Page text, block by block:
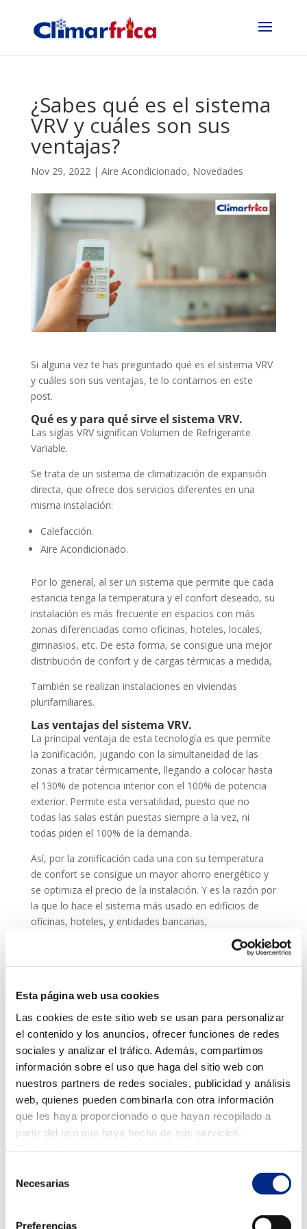
Esta página web usa cookies
Las cookies de este sitio web se usan para personalizar
el contenido y los anuncios, ofrecer funciones de redes
sociales y analizar el tráfico. Además, compartimos
información sobre el uso que haga del sitio web con
nuestros partners de redes sociales, publicidad y análisis
web, quienes pueden combinarla con otra información
que les haya proporcionado o que hayan recopilado a
partir del uso que haya hecho de sus servicios.
Necesarias
Preferencias
¿Sabes qué es el sistema
VRV y cuáles son sus
ventajas?
Nov 29, 2022| Aire Acondicionado, Novedades
Si alguna vez te has preguntado qué es el sistema VRV
y cuáles son sus ventajas, te lo contamos en este
post.
Qué es y para qué sirve el sistema VRV.
Las siglas VRV significan Volumen de Refrigerante
Variable.
Se trata de un sistema de climatización de expansión
directa, que ofrece dos servicios diferentes en una
misma instalación:
Calefacción.
Aire Acondicionado.
Por lo general, al ser un sistema que permite que cada
estancia tenga la temperatura y el confort deseado, su
instalación es más frecuente en espacios con más
zonas diferenciadas como oficinas, hoteles, locales,
gimnasios, etc. De esta forma, se consigue una mejor
distribución de confort y de cargas térmicas a medida,
También se realizan instalaciones en viviendas
plurifamiliares.
Las ventajas del sistema VRV.
La principal ventaja de esta tecnología es que permite
la zonificación, jugando con la simultaneidad de las
zonas a tratar térmicamente, llegando a colocar hasta
el 130% de potencia interior con el 100% de potencia
exterior. Permite esta versatilidad, puesto que no
todas las salas están puestas siempre a la vez, ni
todas piden el 100% de la demanda.
Así, por la zonificación cada una con su temperatura
de confort se consigue un mayor ahorro energético y
se optimiza el precio de la instalación. Y es la razón por
la que lo hace el sistema más usado en edificios de
oficinas, hoteles, y entidades bancarias,
Pero el sistema VRV ofrece muchas más ventajas:
Al tratarse de un sistema modular, la instalación es
muy sencilla. Además, las máquinas no son muy
pesadas, por lo que todavía resulta más fácil llevarla a
cabo, pero siempre por personal cualificado por
tratarse de instalaciones con gas refrigerante.
En la mayoría de marcas es R-410ª y, en algunas más
avanzadas, este sistema ya se puede con R-32 en
todas las potencias, adaptando sus máquinas a la
normativa más estricta de dicho gas, pero más
reposición.